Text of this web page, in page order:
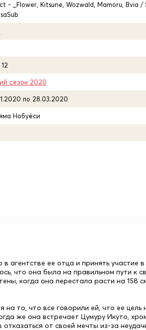
- _Flower, Kitsune, Wozwald, Mamoru, Bvia
сезон 2020
по 28.03.2020
Нобуёси
агентстве ее отца и принять участие
что она была на правильном пути к
когда она перестала расти на 158
то, что все говорили ей, что ее
же она встречает Цумуру Икуто,
от своей мечты из-за